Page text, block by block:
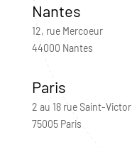
Nantes
12, rue Mercoeur
44000 Nantes
Paris
2 au 18 rue Saint-Victor
75005 Paris